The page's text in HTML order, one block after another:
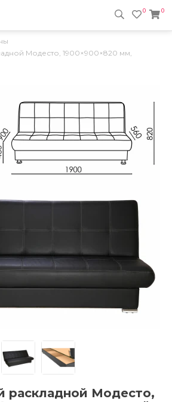
0
0
Модесто, 1900×900×820 мм,
раскладной Модесто,